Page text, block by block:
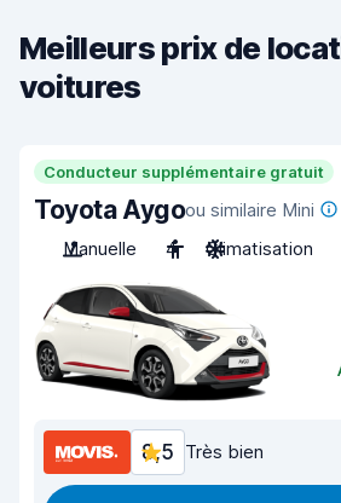
Meilleurs prix de
voitures
Conducteur supplémentaire gratuit
Toyota Aygoou similaire Mini
Manuelle
4 Climatisation
8,5 Très bien